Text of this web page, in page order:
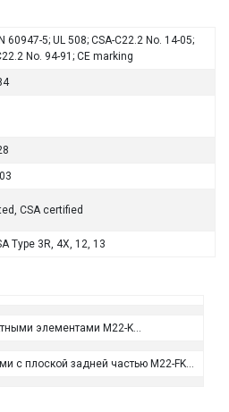
60947-5; UL 508; CSA-C22.2 No. 14-05;
No. 94-91; CE marking
CSA certified
Type 3R, 4X, 12, 13
элементами M22-K…
с плоской задней частью M22-FK…